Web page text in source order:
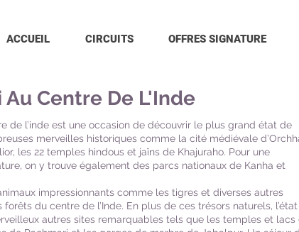
ACCUEIL CIRCUITS OFFRES SIGNATURE
Au Centre De L'Inde
de l’inde est une occasion de découvrir le plus grand état de
merveilles historiques comme la cité médiévale
les 22 temples hindous et jaïns de Khajuraho. Pour une
on y trouve également des parcs nationaux de Kanha et
impressionnants comme les tigres et diverses autres
du centre de l’Inde. En plus de ces trésors naturels, l’état
autres sites remarquables tels que les temples et lacs